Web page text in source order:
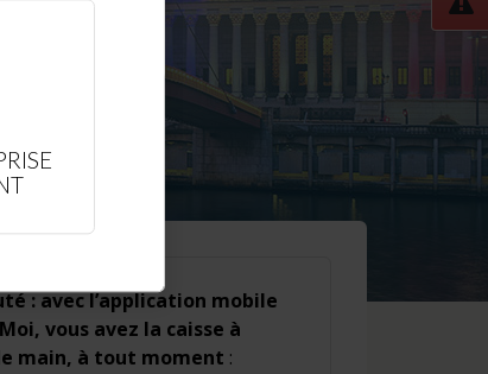
: avec l’application mobile
vous avez la caisse à
main, à tout moment :